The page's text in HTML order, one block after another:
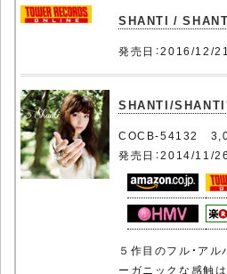
SHANTI /
発売日：2016/12/21
SHANTI/
COCB-54132
発売日：2014/11/26
５作目のフル・ア
ーガニックな感触